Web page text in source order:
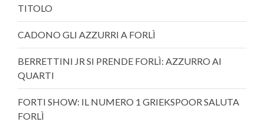
TITOLO
CADONO GLI AZZURRI A FORLÌ
BERRETTINI JR SI PRENDE FORLÌ: AZZURRO AI
QUARTI
FORTI SHOW: IL NUMERO 1 GRIEKSPOOR SALUTA
FORLÌ